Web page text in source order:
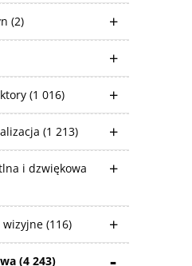
(2)
(1 016)
(1 213)
i dzwiękowa
wizyjne (116)
(4 243)